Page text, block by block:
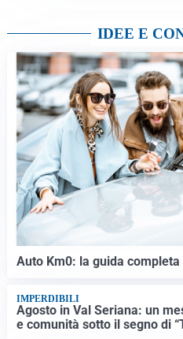
IDEE E
Auto Km0: la guida
IMPERDIBILI
Agosto in Val Seriana: un
e comunità sotto il segno di